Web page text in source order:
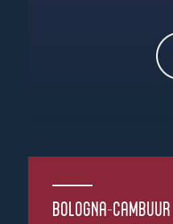
BOLOGNA-